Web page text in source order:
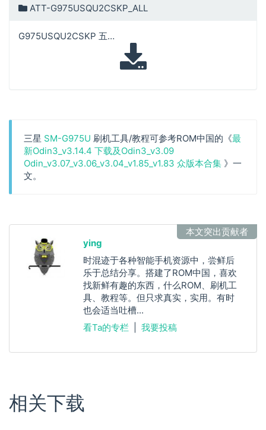
ATT-G975USQU2CSKP_ALL
G975USQU2CSKP 五件套
三星 SM-G975U 刷机工具/教程可参考ROM中国的《最
新Odin3_v3.14.4 下载及Odin3_v3.09
Odin_v3.07_v3.06_v3.04_v1.85_v1.83 众版本合集 》一
文。
本文突出贡献者
ying
时混迹于各种智能手机资源中，尝鲜后
乐于总结分享。搭建了ROM中国，喜欢
找新鲜有趣的东西，什么ROM、刷机工
具、教程等。但只求真实，实用。有时
也会适当吐槽...
看Ta的专栏
我要投稿
相关下载